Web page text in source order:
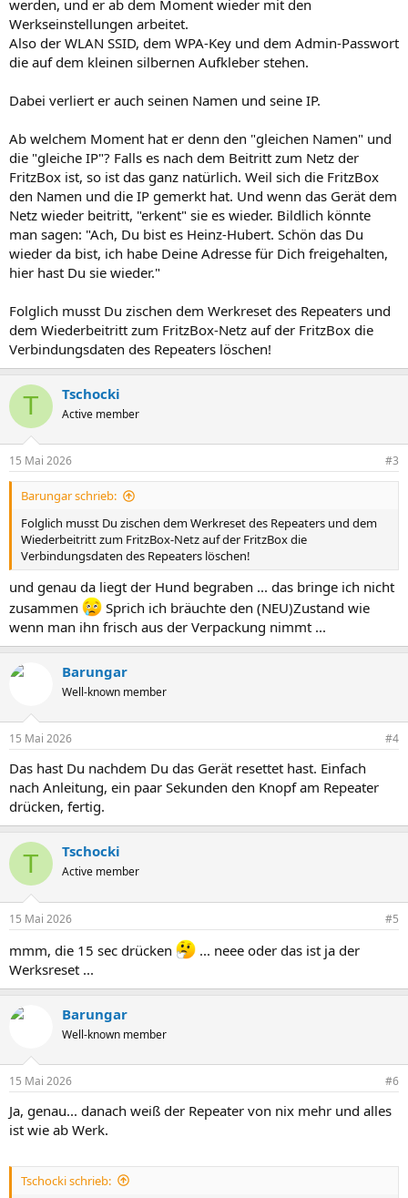
werden, und er ab dem Moment wieder mit den
Werkseinstellungen arbeitet.
Also der WLAN SSID, dem WPA-Key und dem Admin-Passwort
die auf dem kleinen silbernen Aufkleber stehen.
Dabei verliert er auch seinen Namen und seine IP.
Ab welchem Moment hat er denn den "gleichen Namen" und
die "gleiche IP"? Falls es nach dem Beitritt zum Netz der
FritzBox ist, so ist das ganz natürlich. Weil sich die FritzBox
den Namen und die IP gemerkt hat. Und wenn das Gerät dem
Netz wieder beitritt, "erkent" sie es wieder. Bildlich könnte
man sagen: "Ach, Du bist es Heinz-Hubert. Schön das Du
wieder da bist, ich habe Deine Adresse für Dich freigehalten,
hier hast Du sie wieder."
Folglich musst Du zischen dem Werkreset des Repeaters und
dem Wiederbeitritt zum FritzBox-Netz auf der FritzBox die
Verbindungsdaten des Repeaters löschen!
T Tschocki
Active member
15 Mai 2026 #3
Barungar schrieb:
Folglich musst Du zischen dem Werkreset des Repeaters und dem
Wiederbeitritt zum FritzBox-Netz auf der FritzBox die
Verbindungsdaten des Repeaters löschen!
und genau da liegt der Hund begraben ... das bringe ich nicht
zusammen
Sprich ich bräuchte den (NEU)Zustand wie
wenn man ihn frisch aus der Verpackung nimmt ...
Barungar
Well-known member
15 Mai 2026 #4
Das hast Du nachdem Du das Gerät resettet hast. Einfach
nach Anleitung, ein paar Sekunden den Knopf am Repeater
drücken, fertig.
T Tschocki
Active member
15 Mai 2026 #5
mmm, die 15 sec drücken
... neee oder das ist ja der
Werksreset ...
Barungar
Well-known member
15 Mai 2026 #6
Ja, genau... danach weiß der Repeater von nix mehr und alles
ist wie ab Werk.
Tschocki schrieb: